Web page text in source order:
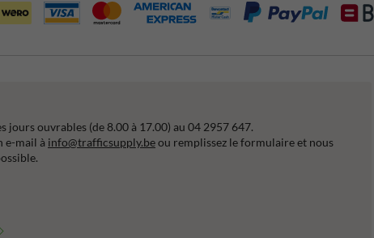
jours ouvrables (de 8.00 à 17.00) au 04 2957 647.
e-mail à info@trafficsupply.beou remplissez le formulaire et nous